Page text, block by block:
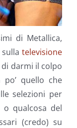
di Metallica,
televisione
di darmi il colpo
quello che
selezioni per
o qualcosa del
(credo) su